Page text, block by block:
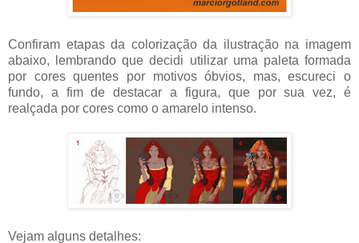
Confiram etapas da colorização da ilustração na imagem
abaixo, lembrando que decidi utilizar uma paleta formada
por cores quentes por motivos óbvios, mas, escureci o
fundo, a fim de destacar a figura, que por sua vez, é
realçada por cores como o amarelo intenso.
Vejam alguns detalhes: